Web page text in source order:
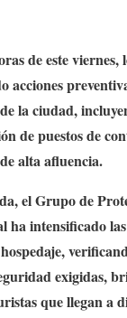
de este
acciones
la ciudad,
de puestos de
alta afluencia.
el Grupo de
ha intensificado
exigidas,
que llegan a